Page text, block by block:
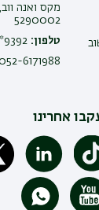
מקס ואנה
5290002
טלפון:
6171988
אחרינו